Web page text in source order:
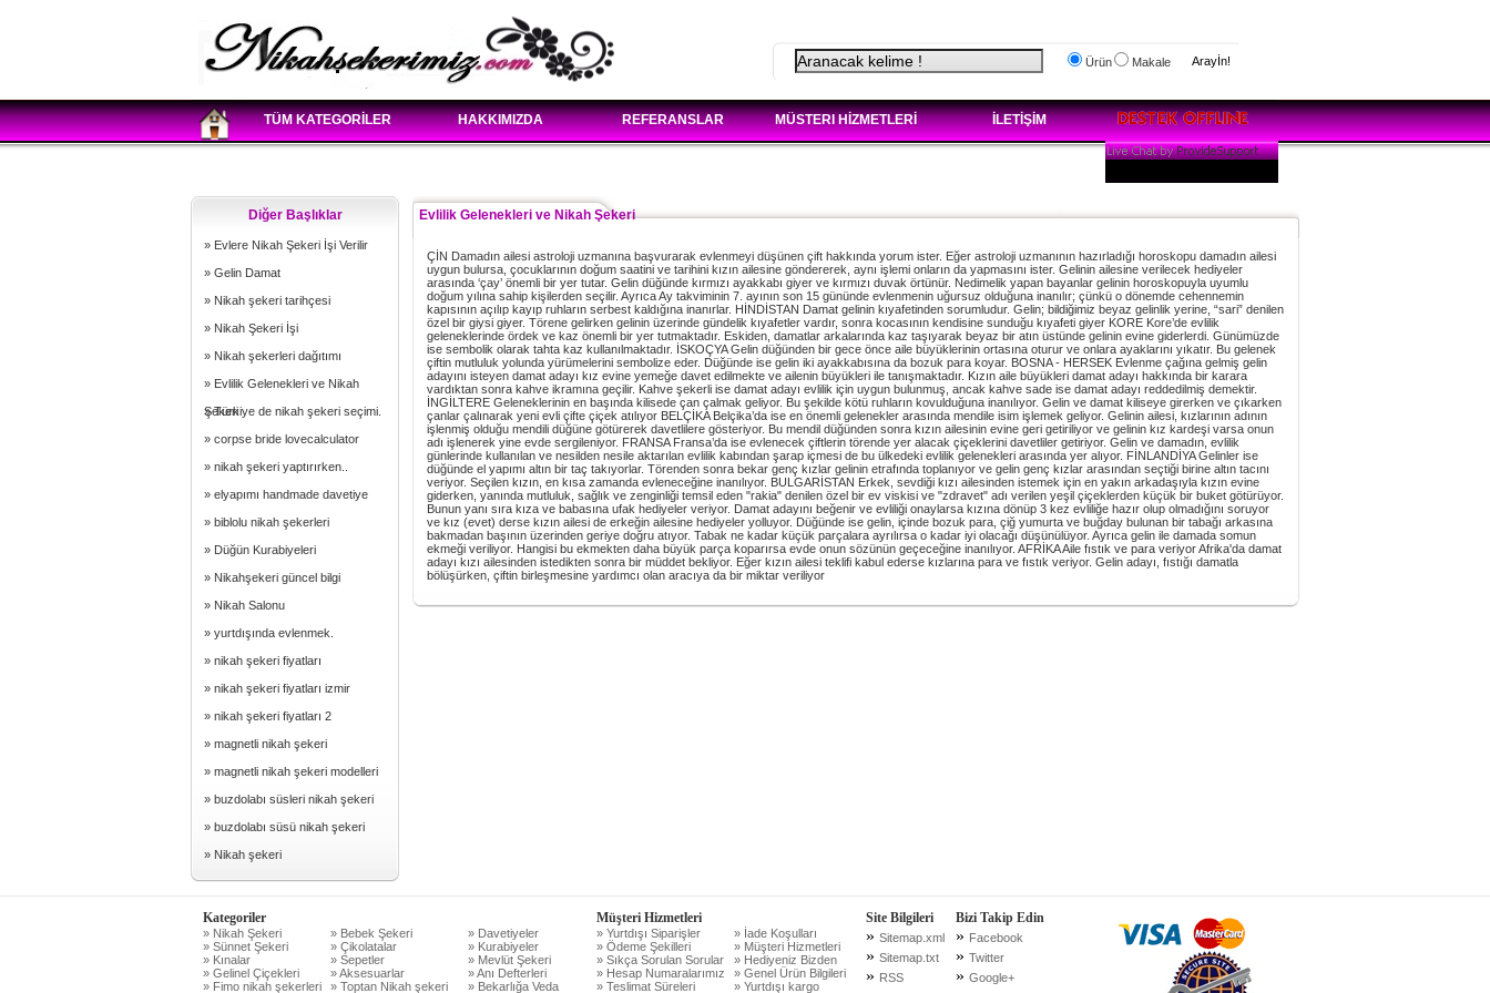
Ürün Makale Arayİn!
TÜM KATEGORİLER HAKKIMIZDA REFERANSLAR MÜSTERI HİZMETLERİ İLETİŞİM
Diğer Başlıklar
» Evlere Nikah Şekeri İşi Verilir
» Gelin Damat
» Nikah şekeri tarihçesi
» Nikah Şekeri İşi
» Nikah şekerleri dağıtımı
» Evlilik Gelenekleri ve Nikah
Şekeri
» Türkiye de nikah şekeri seçimi.
» corpse bride lovecalculator
» nikah şekeri yaptırırken..
» elyapımı handmade davetiye
» biblolu nikah şekerleri
» Düğün Kurabiyeleri
» Nikahşekeri güncel bilgi
» Nikah Salonu
» yurtdışında evlenmek.
» nikah şekeri fiyatları
» nikah şekeri fiyatları izmir
» nikah şekeri fiyatları 2
» magnetli nikah şekeri
» magnetli nikah şekeri modelleri
» buzdolabı süsleri nikah şekeri
» buzdolabı süsü nikah şekeri
» Nikah şekeri
Evlilik Gelenekleri ve Nikah Şekeri
ÇİN Damadın ailesi astroloji uzmanına başvurarak evlenmeyi düşünen çift hakkında yorum ister. Eğer astroloji uzmanının hazırladığı horoskopu damadın ailesi
uygun bulursa, çocuklarının doğum saatini ve tarihini kızın ailesine göndererek, aynı işlemi onların da yapmasını ister. Gelinin ailesine verilecek hediyeler
arasında ‘çay’ önemli bir yer tutar. Gelin düğünde kırmızı ayakkabı giyer ve kırmızı duvak örtünür. Nedimelik yapan bayanlar gelinin horoskopuyla uyumlu
doğum yılına sahip kişilerden seçilir. Ayrıca Ay takviminin 7. ayının son 15 gününde evlenmenin uğursuz olduğuna inanılır; çünkü o dönemde cehennemin
kapısının açılıp kayıp ruhların serbest kaldığına inanırlar. HİNDİSTAN Damat gelinin kıyafetinden sorumludur. Gelin; bildiğimiz beyaz gelinlik yerine, “sari” denilen
özel bir giysi giyer. Törene gelirken gelinin üzerinde gündelik kıyafetler vardır, sonra kocasının kendisine sunduğu kıyafeti giyer KORE Kore’de evlilik
geleneklerinde ördek ve kaz önemli bir yer tutmaktadır. Eskiden, damatlar arkalarında kaz taşıyarak beyaz bir atın üstünde gelinin evine giderlerdi. Günümüzde
ise sembolik olarak tahta kaz kullanılmaktadır. İSKOÇYA Gelin düğünden bir gece önce aile büyüklerinin ortasına oturur ve onlara ayaklarını yıkatır. Bu gelenek
çiftin mutluluk yolunda yürümelerini sembolize eder. Düğünde ise gelin iki ayakkabısına da bozuk para koyar. BOSNA - HERSEK Evlenme çağına gelmiş gelin
adayını isteyen damat adayı kız evine yemeğe davet edilmekte ve ailenin büyükleri ile tanışmaktadır. Kızın aile büyükleri damat adayı hakkında bir karara
vardıktan sonra kahve ikramına geçilir. Kahve şekerli ise damat adayı evlilik için uygun bulunmuş, ancak kahve sade ise damat adayı reddedilmiş demektir.
İNGİLTERE Geleneklerinin en başında kilisede çan çalmak geliyor. Bu şekilde kötü ruhların kovulduğuna inanılıyor. Gelin ve damat kiliseye girerken ve çıkarken
çanlar çalınarak yeni evli çifte çiçek atılıyor BELÇİKA Belçika’da ise en önemli gelenekler arasında mendile isim işlemek geliyor. Gelinin ailesi, kızlarının adının
işlenmiş olduğu mendili düğüne götürerek davetlilere gösteriyor. Bu mendil düğünden sonra kızın ailesinin evine geri getiriliyor ve gelinin kız kardeşi varsa onun
adı işlenerek yine evde sergileniyor. FRANSA Fransa’da ise evlenecek çiftlerin törende yer alacak çiçeklerini davetliler getiriyor. Gelin ve damadın, evlilik
günlerinde kullanılan ve nesilden nesile aktarılan evlilik kabından şarap içmesi de bu ülkedeki evlilik gelenekleri arasında yer alıyor. FİNLANDİYA Gelinler ise
düğünde el yapımı altın bir taç takıyorlar. Törenden sonra bekar genç kızlar gelinin etrafında toplanıyor ve gelin genç kızlar arasından seçtiği birine altın tacını
veriyor. Seçilen kızın, en kısa zamanda evleneceğine inanılıyor. BULGARİSTAN Erkek, sevdiği kızı ailesinden istemek için en yakın arkadaşıyla kızın evine
giderken, yanında mutluluk, sağlık ve zenginliği temsil eden "rakia" denilen özel bir ev viskisi ve "zdravet" adı verilen yeşil çiçeklerden küçük bir buket götürüyor.
Bunun yanı sıra kıza ve babasına ufak hediyeler veriyor. Damat adayını beğenir ve evliliği onaylarsa kızına dönüp 3 kez evliliğe hazır olup olmadığını soruyor
ve kız (evet) derse kızın ailesi de erkeğin ailesine hediyeler yolluyor. Düğünde ise gelin, içinde bozuk para, çiğ yumurta ve buğday bulunan bir tabağı arkasına
bakmadan başının üzerinden geriye doğru atıyor. Tabak ne kadar küçük parçalara ayrılırsa o kadar iyi olacağı düşünülüyor. Ayrıca gelin ile damada somun
ekmeği veriliyor. Hangisi bu ekmekten daha büyük parça koparırsa evde onun sözünün geçeceğine inanılıyor. AFRİKA Aile fıstık ve para veriyor Afrika'da damat
adayı kızı ailesinden istedikten sonra bir müddet bekliyor. Eğer kızın ailesi teklifi kabul ederse kızlarına para ve fıstık veriyor. Gelin adayı, fıstığı damatla
bölüşürken, çiftin birleşmesine yardımcı olan aracıya da bir miktar veriliyor
Kategoriler
» Nikah Şekeri » Bebek Şekeri
» Davetiyeler
» Sünnet Şekeri
» Çikolatalar
» Kurabiyeler
» Kınalar
» Sepetler
» Mevlüt Şekeri
» Gelinel Çiçekleri
» Aksesuarlar
» Anı Defterleri
» Fimo nikah şekerleri
» Toptan Nikah şekeri » Bekarlığa Veda
Müşteri Hizmetleri
» Yurtdışı Siparişler
» İade Koşulları
» Ödeme Şekilleri
» Müşteri Hizmetleri
» Sıkça Sorulan Sorular
» Hediyeniz Bizden
» Hesap Numaralarımız
» Genel Ürün Bilgileri
» Teslimat Süreleri
» Yurtdışı kargo
Site Bilgileri
» Sitemap.xml
» Sitemap.txt
» RSS
Bizi Takip Edin
» Facebook
» Twitter
» Google+